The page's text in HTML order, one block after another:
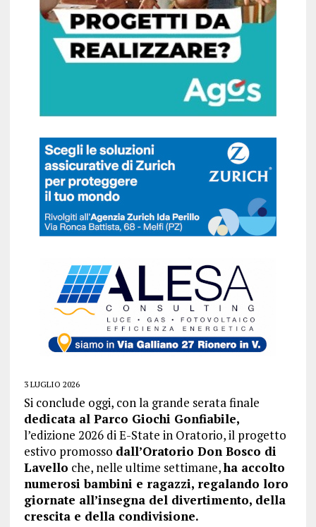
3 LUGLIO 2026
Si conclude oggi, con la grande serata finale
dedicata al Parco Giochi Gonfiabile,
l’edizione 2026 di E-State in Oratorio, il progetto
estivo promosso dall’Oratorio Don Bosco di
Lavello che, nelle ultime settimane,ha accolto
numerosi bambini e ragazzi, regalando loro
giornate all’insegna del divertimento, della
crescita e della condivisione.